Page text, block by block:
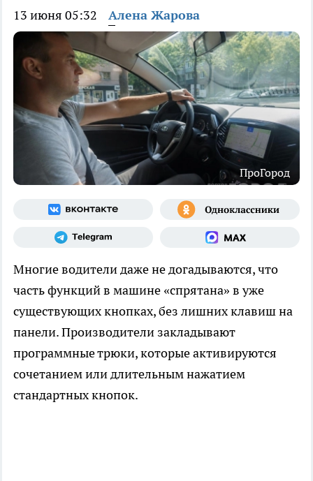
13 июня 05:32 Алена Жарова
ПроГород
Многие водители даже не догадываются, что
часть функций в машине «спрятана» в уже
существующих кнопках, без лишних клавиш на
панели. Производители закладывают
программные трюки, которые активируются
сочетанием или длительным нажатием
стандартных кнопок.